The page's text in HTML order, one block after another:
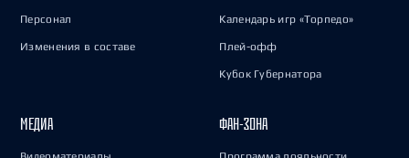
Персонал
Изменения в составе
Календарь игр «Торпедо»
Плей-офф
Кубок Губернатора
МЕДИА ФАН-ЗОНА